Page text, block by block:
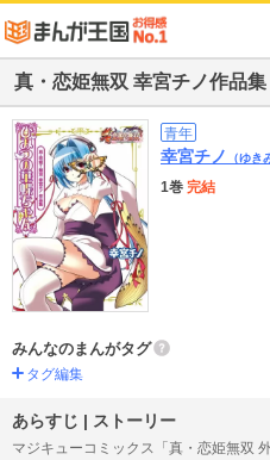
真・恋姫無双 幸宮チノ作品集
青年
幸宮チノ （ゆき
1巻 完結
みんなのまんがタグ
タグ編集
あらすじ | ストーリー
マジキューコミックス「真・恋姫無双